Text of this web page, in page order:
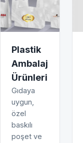
Plastik
Ambalaj
Ürünleri
Gıdaya
uygun,
özel
baskılı
poşet ve